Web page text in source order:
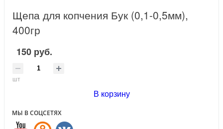
Щепа для копчения Бук (0,1-0,5мм),
400гр
150 руб.
шт
В корзину
МЫ В СОЦСЕТЯХ